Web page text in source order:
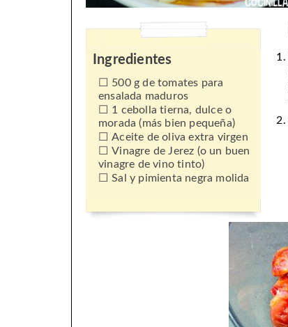
Ingredientes
500 g de tomates para
ensalada maduros
1 cebolla tierna, dulce o
morada (más bien pequeña)
Aceite de oliva extra virgen
Vinagre de Jerez (o un buen
vinagre de vino tinto)
Sal y pimienta negra molida